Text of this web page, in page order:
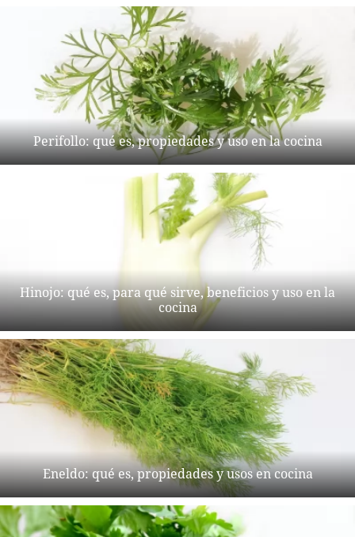
Perifollo: qué es, propiedades y uso en la cocina
Hinojo: qué es, para qué sirve, beneficios y uso en la
cocina
Eneldo: qué es, propiedades y usos en cocina